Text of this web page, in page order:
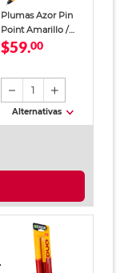
Plumas Azor Pin
Point Amarillo /
Punto fino / Tinta
$59.00
1
Alternativas